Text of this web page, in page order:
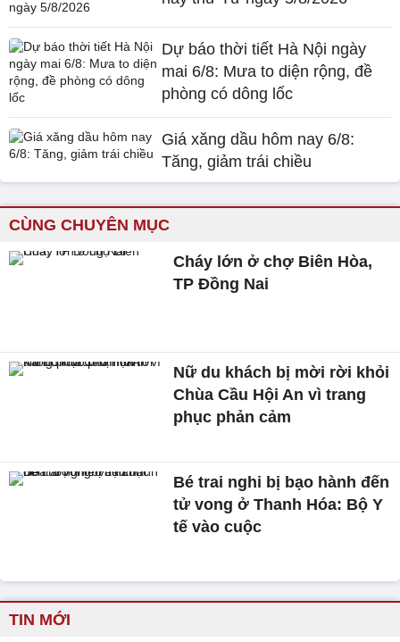
Dự báo thời tiết Hà Nội ngày
mai 6/8: Mưa to diện rộng, đề
phòng có dông lốc
Giá xăng dầu hôm nay 6/8:
Tăng, giảm trái chiều
CÙNG CHUYÊN MỤC
Cháy lớn ở chợ Biên Hòa,
TP Đồng Nai
Nữ du khách bị mời rời khỏi
Chùa Cầu Hội An vì trang
phục phản cảm
Bé trai nghi bị bạo hành đến
tử vong ở Thanh Hóa: Bộ Y
tế vào cuộc
TIN MỚI